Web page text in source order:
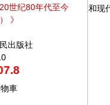
世纪80年代至今
》
出版社
車